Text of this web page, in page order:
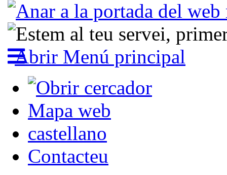
Abrir Menú principal
Mapa web
castellano
Contacteu